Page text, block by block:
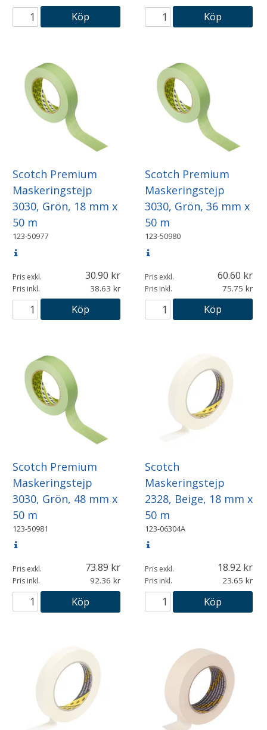
Köp Köp
Scotch Premium
Maskeringstejp
3030, Grön, 18 mm x
50 m
123-50977
Pris exkl. 30.90
Pris inkl. 38.63
Köp
Scotch Premium
Maskeringstejp
3030, Grön, 36 mm x
50 m
123-50980
Pris exkl. 60.60
Pris inkl. 75.75
Köp
Scotch Premium
Maskeringstejp
3030, Grön, 48 mm x
50 m
123-50981
Pris exkl. 73.89
Pris inkl. 92.36
Köp
Scotch
Maskeringstejp
2328, Beige, 18 mm x
50 m
123-06304A
Pris exkl. 18.92
Pris inkl. 23.65
Köp